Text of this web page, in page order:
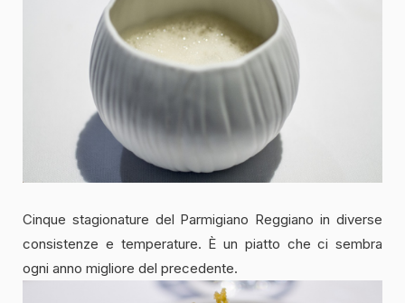
Cinque stagionature del Parmigiano Reggiano in diverse
consistenze e temperature. È un piatto che ci sembra
ogni anno migliore del precedente.